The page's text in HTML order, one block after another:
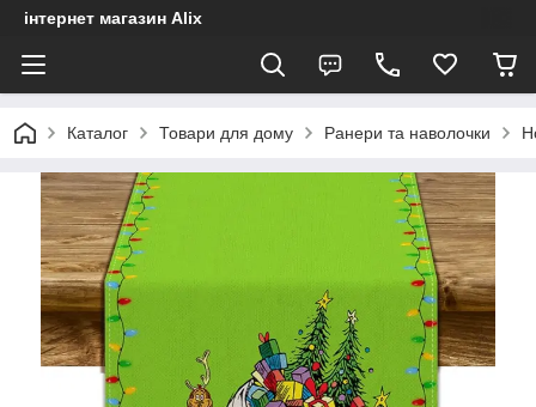
інтернет магазин Alix
Каталог Товари для дому Ранери та наволочки